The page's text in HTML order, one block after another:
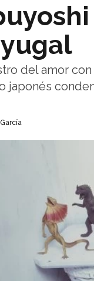
del amor
japonés